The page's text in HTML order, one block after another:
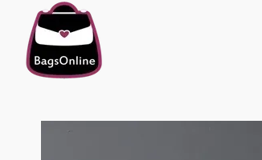
Перейти до основного контенту